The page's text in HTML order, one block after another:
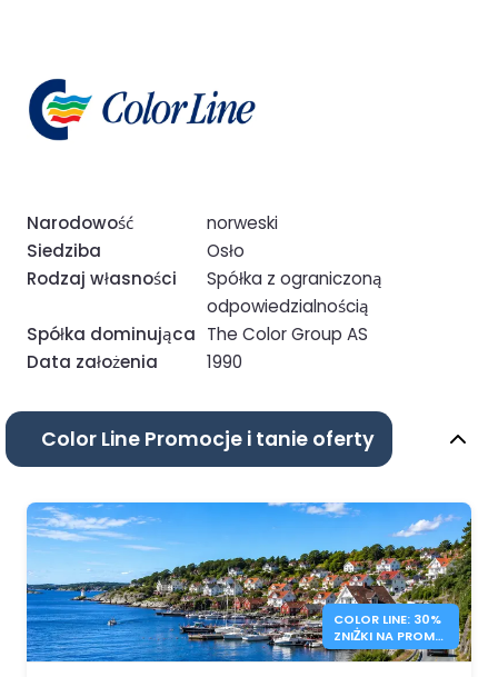
Narodowość
norweski
Siedziba
Osło
Rodzaj własności
Spółka z ograniczoną
odpowiedzialnością
Spółka dominująca The Color Group AS
Data założenia
1990
Color Line Promocje i tanie oferty
COLOR LINE: 30%
ZNIŻKI NA PROMY
DANIA –